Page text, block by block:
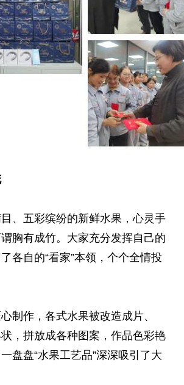
、五彩缤纷的新鲜水果，心灵手
胸有成竹。大家充分发挥自己的
各自的“看家”本领，个个全情投
制作，各式水果被改造成片、
，拼放成各种图案，作品色彩艳
盘盘“水果工艺品”深深吸引了大